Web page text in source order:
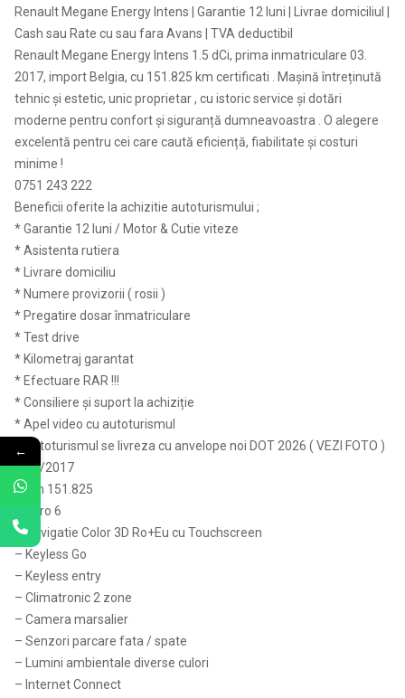
Renault Megane Energy Intens | Garantie 12 luni | Livrae domiciliul |
Cash sau Rate cu sau fara Avans | TVA deductibil
Renault Megane Energy Intens 1.5 dCi, prima inmatriculare 03.
2017, import Belgia, cu 151.825 km certificati . Mașină întreținută
tehnic și estetic, unic proprietar , cu istoric service și dotări
moderne pentru confort și siguranță dumneavoastra . O alegere
excelentă pentru cei care caută eficiență, fiabilitate și costuri
minime !
0751 243 222
Beneficii oferite la achizitie autoturismului ;
* Garantie 12 luni / Motor & Cutie viteze
* Asistenta rutiera
* Livrare domiciliu
* Numere provizorii ( rosii )
* Pregatire dosar înmatriculare
* Test drive
* Kilometraj garantat
* Efectuare RAR !!!
* Consiliere și suport la achiziție
* Apel video cu autoturismul
* Autoturismul se livreza cu anvelope noi DOT 2026 ( VEZI FOTO )
– 03/2017
– Km 151.825
– Euro 6
– Navigatie Color 3D Ro+Eu cu Touchscreen
– Keyless Go
– Keyless entry
– Climatronic 2 zone
– Camera marsalier
– Senzori parcare fata / spate
– Lumini ambientale diverse culori
– Internet Connect
←